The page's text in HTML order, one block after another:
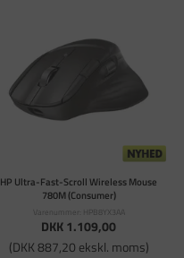
HP Ultra-Fast-Scroll Wireless Mouse
780M (Consumer)
Varenummer: HPB8YX3AA
DKK 1.109,00
(DKK 887,20 ekskl. moms)